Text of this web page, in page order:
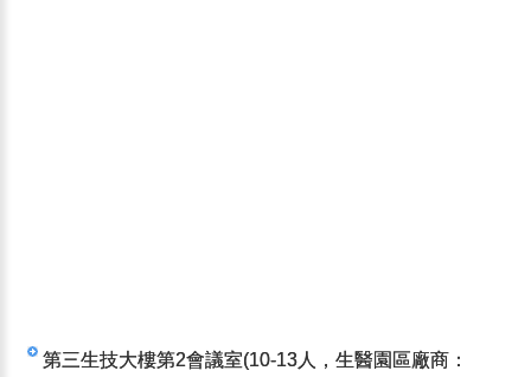
第三生技大樓第2會議室(10-13人，生醫園區廠商：